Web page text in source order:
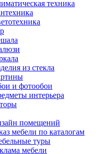
техника
из стекла
и фотообои
интерьера
помещений
мебели по каталогам
туры
мебели